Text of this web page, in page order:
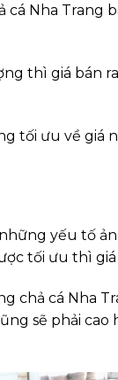
cá Nha Trang
thì giá bán
tối ưu về giá
yếu tố
tối ưu thì
chả cá Nha
sẽ phải cao